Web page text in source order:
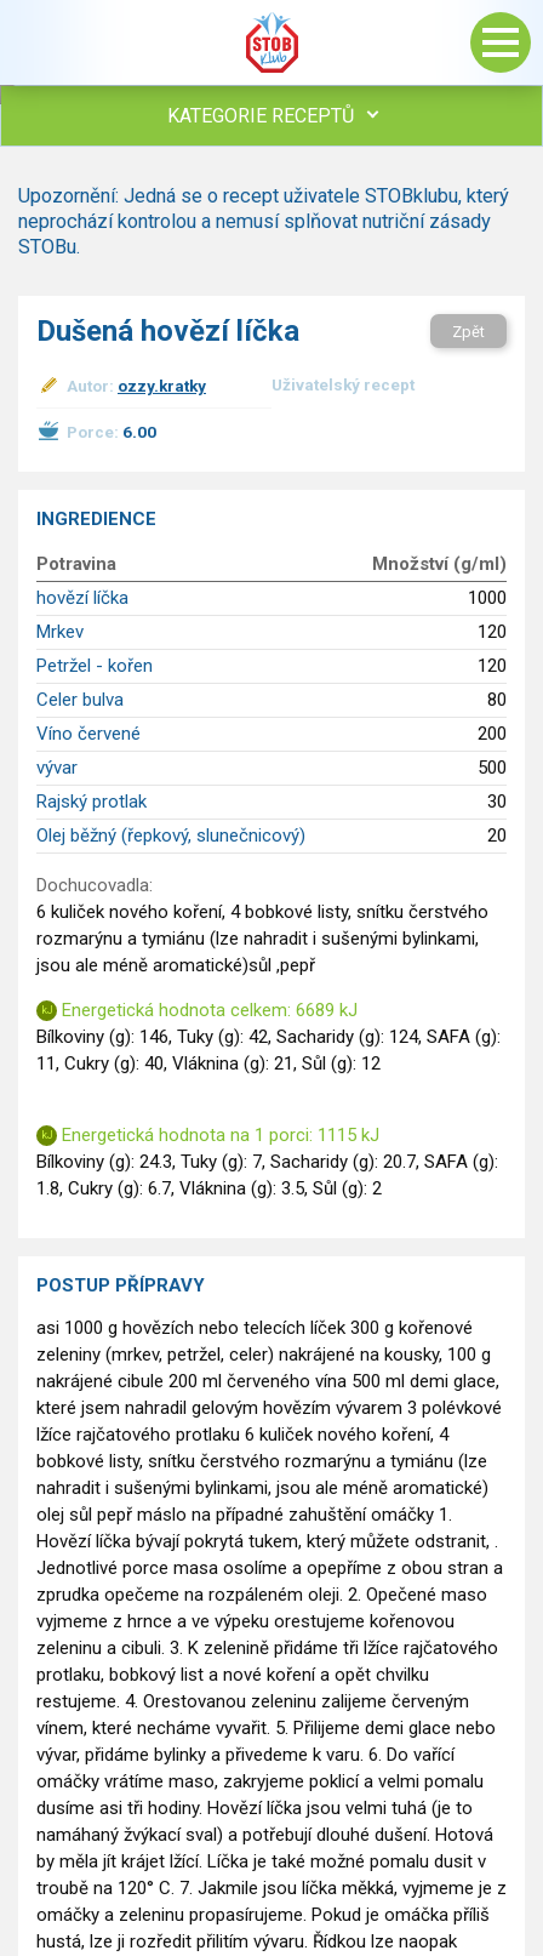
KATEGORIE RECEPTŮ
Polévky
Studená kuchyně
hovězí, telecí
vnitřnosti
zvěřina
Omáčky
Saláty
Sladké pokrmy
Dezerty
Nápoje
Ostatní
Dětské recepty
GLP-1 recepty
Upozornění: Jedná se o recept uživatele STOBklubu, který
neprochází kontrolou a nemusí splňovat nutriční zásady
STOBu.
Dušená hovězí líčka Zpět
Autor: ozzy.kratky Uživatelský recept
Porce: 6.00
INGREDIENCE
Potravina
Množství (g/ml)
hovězí líčka
1000
Mrkev
120
Petržel - kořen
120
Celer bulva
80
Víno červené
200
vývar
500
Rajský protlak
30
Olej běžný (řepkový, slunečnicový)
20
Dochucovadla:
6 kuliček nového koření, 4 bobkové listy, snítku čerstvého
rozmarýnu a tymiánu (lze nahradit i sušenými bylinkami,
jsou ale méně aromatické)sůl ,pepř
Energetická hodnota celkem: 6689 kJ
Bílkoviny (g): 146, Tuky (g): 42, Sacharidy (g): 124, SAFA (g):
11, Cukry (g): 40, Vláknina (g): 21, Sůl (g): 12
Energetická hodnota na 1 porci: 1115 kJ
Bílkoviny (g): 24.3, Tuky (g): 7, Sacharidy (g): 20.7, SAFA (g):
1.8, Cukry (g): 6.7, Vláknina (g): 3.5, Sůl (g): 2
POSTUP PŘÍPRAVY
asi 1000 g hovězích nebo telecích líček 300 g kořenové
zeleniny (mrkev, petržel, celer) nakrájené na kousky, 100 g
nakrájené cibule 200 ml červeného vína 500 ml demi glace,
které jsem nahradil gelovým hovězím vývarem 3 polévkové
lžíce rajčatového protlaku 6 kuliček nového koření, 4
bobkové listy, snítku čerstvého rozmarýnu a tymiánu (lze
nahradit i sušenými bylinkami, jsou ale méně aromatické)
olej sůl pepř máslo na případné zahuštění omáčky 1.
Hovězí líčka bývají pokrytá tukem, který můžete odstranit, .
Jednotlivé porce masa osolíme a opepříme z obou stran a
zprudka opečeme na rozpáleném oleji. 2. Opečené maso
vyjmeme z hrnce a ve výpeku orestujeme kořenovou
zeleninu a cibuli. 3. K zelenině přidáme tři lžíce rajčatového
protlaku, bobkový list a nové koření a opět chvilku
restujeme. 4. Orestovanou zeleninu zalijeme červeným
vínem, které necháme vyvařit. 5. Přilijeme demi glace nebo
vývar, přidáme bylinky a přivedeme k varu. 6. Do vařící
omáčky vrátíme maso, zakryjeme poklicí a velmi pomalu
dusíme asi tři hodiny. Hovězí líčka jsou velmi tuhá (je to
namáhaný žvýkací sval) a potřebují dlouhé dušení. Hotová
by měla jít krájet lžící. Líčka je také možné pomalu dusit v
troubě na 120° C. 7. Jakmile jsou líčka měkká, vyjmeme je z
omáčky a zeleninu propasírujeme. Pokud je omáčka příliš
hustá, lze ji rozředit přilitím vývaru. Řídkou lze naopak